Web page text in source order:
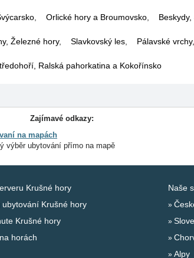
Orlické hory a Broumovsko
Železné hory, Slavkovský les Pálavské
Ralská pahorkatina a Kokořínsko
Zajímavé odkazy:
na mapách
výběr ubytování přímo na mapě
Krušné hory
ubytování Krušné hory
Krušné hory
horách
Naše
Alpy